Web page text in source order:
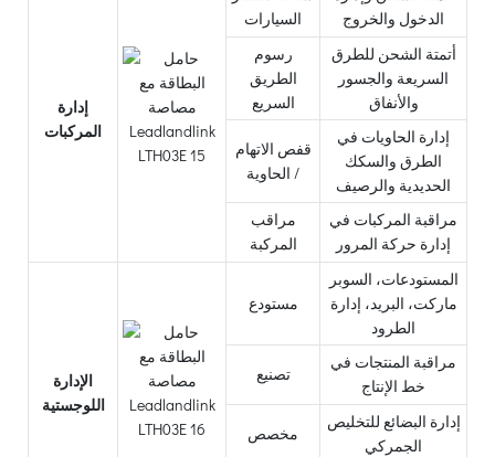
إدارة
المركبات
السيارات
الدخول والخروج
رسوم
الطريق
السريع
أتمتة الشحن للطرق
السريعة والجسور
والأنفاق
قفص الاتهام
/ الحاوية
إدارة الحاويات في
الطرق والسكك
الحديدية والرصيف
مراقب
المركبة
مراقبة المركبات في
إدارة حركة المرور
الإدارة
اللوجستية
مستودع
المستودعات، السوبر
ماركت، البريد، إدارة
الطرود
تصنيع
مراقبة المنتجات في
خط الإنتاج
مخصص
إدارة البضائع للتخليص
الجمركي